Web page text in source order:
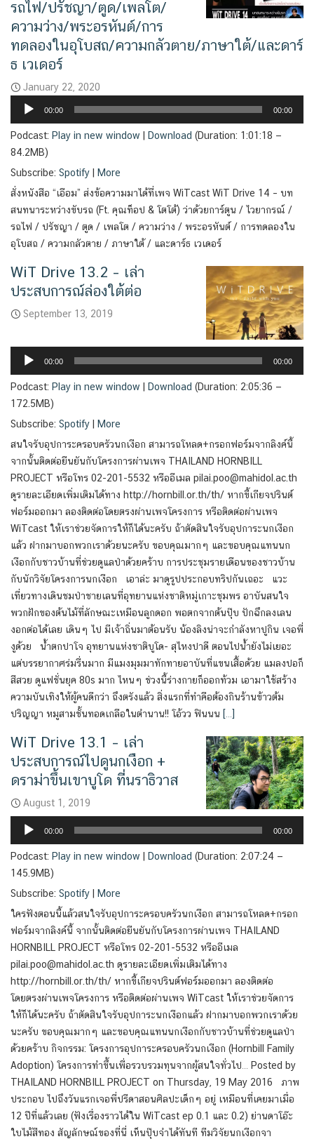
รถไฟ/ปรัชญา/ตูด/เพลโต/
ความว่าง/พระอรหันต์/การ
ทดลองในอุโบสถ/ความกลัวตาย/ภาษาใต้/และดาร์
ธ เวเดอร์
January 22, 2020
Audio
00:00 00:00
Podcast: Play in new window Download (Duration: 1:01:18 —
84.2MB)
Subscribe: Spotify
More
สั่งหนังสือ “เอือม” ส่งข้อความมาได้ที่เพจ WiTcast WiT Drive 14 – บท
สนทนาระหว่างขับรถ (Ft. คุณท็อป & โตโต้) ว่าด้วยการ์ตูน / ไวยากรณ์ /
รถไฟ / ปรัชญา / ตูด / เพลโต / ความว่าง / พระอรหันต์ / การทดลองใน
อุโบสถ / ความกลัวตาย / ภาษาใต้ / และดาร์ธ เวเดอร์
WiT Drive 13.2 – เล่า
ประสบการณ์ล่องใต้ต่อ
September 13, 2019
Player
00:00 00:00
Podcast: Play in new window | Download (Duration: 2:05:36 —
172.5MB)
Subscribe: Spotify | More
สนใจรับอุปการะครอบครัวนกเงือก สามารถโหลด+กรอกฟอร์มจากลิงค์นี้
จากนั้นติดต่อยืนยันกับโครงการผ่านเพจ THAILAND HORNBILL
PROJECT หรือโทร 02-201-5532 หรืออีเมล pilai.poo@mahidol.ac.th
ดูรายละเอียดเพิ่มเติมได้ทาง http://hornbill.or.th/th/ หากขี้เกียจปรินต์
ฟอร์มออกมา ลองติดต่อโดยตรงผ่านเพจโครงการ หรือติดต่อผ่านเพจ
WiTcast ให้เราช่วยจัดการให้ก็ได้นะครับ ถ้าตัดสินใจรับอุปการะนกเงือก
แล้ว ฝากมาบอกพวกเราด้วยนะครับ ขอบคุณมากๆ และขอบคุณแทนนก
เงือกกับชาวบ้านที่ช่วยดูแลป่าด้วยคร้าบ การประชุมรายเดือนของชาวบ้าน
กับนักวิจัยโครงการนกเงือก เอาล่ะ มาดูรูปประกอบทริปกันเถอะ แวะ
เที่ยวทางเดินชมป่าชายเลนที่อุทยานแห่งชาติหมู่เกาะชุมพร อาบันสนใจ
พวกฝักของต้นไม้ที่ลักษณะเหมือนลูกดอก พอตกจากต้นปุ๊บ ปักฉึกลงเลน
งอกต่อได้เลย เดินๆ ไป มีเจ้าถิ่นมาต้อนรับ น้องลิงน่าจะกำลังหาปูกิน เจอพี่
งูด้วย น้ำตกปาโจ อุทยานแห่งชาติบูโด- สุไหงปาดี ตอนไปน้ำยังไม่เยอะ
แต่บรรยากาศร่มรื่นมาก มีแมงมุมมาทักทายอาบันที่แขนเสื้อด้วย แมลงปอก็
สีสวย ดูแฟชั่นยุค 80s มาก ไหนๆ ช่วงนี้ร่างกายก็ออกท้วม เอามาใช้สร้าง
ความบันเทิงให้ผู้คนดีกว่า ถึงตรังแล้ว สิ่งแรกที่ทำคือต้องกินร้านข้าวต้ม
ปริญญา หมูสามชั้นทอดเกลือในตำนาน!! โอ้วว ฟินนน […]
WiT Drive 13.1 – เล่า
ประสบการณ์ไปดูนกเงือก +
ดราม่าขึ้นเขาบูโด ที่นราธิวาส
August 1, 2019
Audio
Player
00:00 00:00
Podcast: Play in new window Download (Duration: 2:07:24 —
145.9MB)
Subscribe: Spotify
More
ใครฟังตอนนี้แล้วสนใจรับอุปการะครอบครัวนกเงือก สามารถโหลด+กรอก
ฟอร์มจากลิงค์นี้ จากนั้นติดต่อยืนยันกับโครงการผ่านเพจ THAILAND
HORNBILL PROJECT หรือโทร 02-201-5532 หรืออีเมล
pilai.poo@mahidol.ac.th ดูรายละเอียดเพิ่มเติมได้ทาง
http://hornbill.or.th/th/ หากขี้เกียจปรินต์ฟอร์มออกมา ลองติดต่อ
โดยตรงผ่านเพจโครงการ หรือติดต่อผ่านเพจ WiTcast ให้เราช่วยจัดการ
ให้ก็ได้นะครับ ถ้าตัดสินใจรับอุปการะนกเงือกแล้ว ฝากมาบอกพวกเราด้วย
นะครับ ขอบคุณมากๆ และขอบคุณแทนนกเงือกกับชาวบ้านที่ช่วยดูแลป่า
ด้วยคร้าบ กิจกรรม: โครงการอุปการะครอบครัวนกเงือก (Hornbill Family
Adoption) โครงการทำขึ้นเพื่อรวบรวมทุนจากผู้สนใจทั่วไป… Posted by
THAILAND HORNBILL PROJECT on Thursday, 19 May 2016 ภาพ
ประกอบ ไปถึงวันแรกเจอพี่ปรีดาสอนศิลปะเด็กๆ อยู่ เหมือนที่เคยมาเมื่อ
12 ปีที่แล้วเลย (ฟังเรื่องราวได้ใน WiTcast ep 0.1 และ 0.2) ย่านดาโอ๊ะ
ใบไม้สีทอง สัญลักษณ์ของที่นี่ เห็นปุ๊บจำได้ทันที ทีมวิจัยนกเงือกจา